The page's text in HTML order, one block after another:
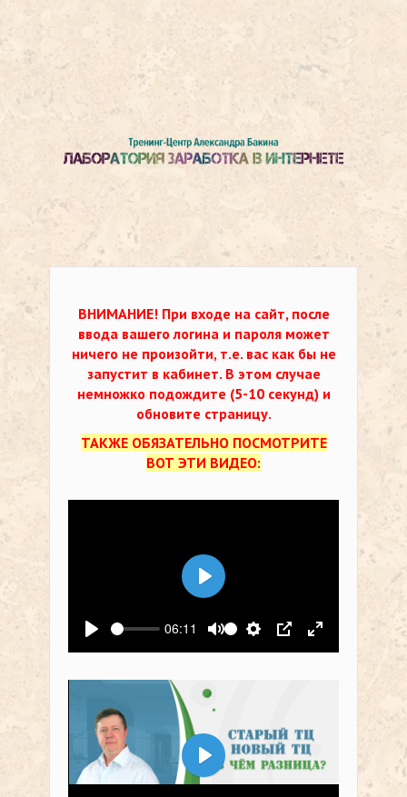
ВНИМАНИЕ! При входе на сайт, после
ввода вашего логина и пароля может
ничего не произойти, т.е. вас как бы не
запустит в кабинет. В этом случае
немножко подождите (5-10 секунд) и
обновите страницу.
ТАКЖЕ ОБЯЗАТЕЛЬНО ПОСМОТРИТЕ
ВОТ ЭТИ ВИДЕО:
Воспроизвести
06:11
Выключить звук
Настройки
PIP На весь
Воспроизвести
Воспроизвести